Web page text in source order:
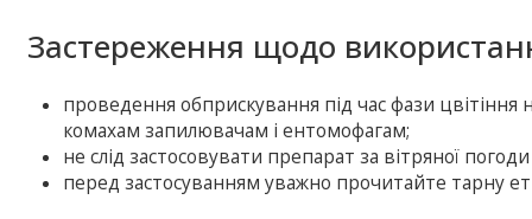
Застереження щодо
проведення обприскування під час фази
комахам запилювачам і ентомофагам;
не слід застосовувати препарат за вітряної
перед застосуванням уважно прочитайте тарну